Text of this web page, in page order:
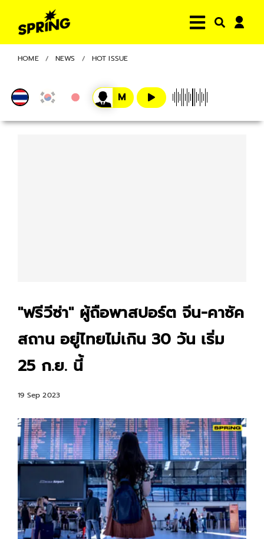
HOME NEWS HOT ISSUE
"ฟรีวีซ่า" ผู้ถือพาสปอร์ต จีน-คาซัค
สถาน อยู่ไทยไม่เกิน 30 วัน เริ่ม
25 ก.ย. นี้
19 Sep 2023